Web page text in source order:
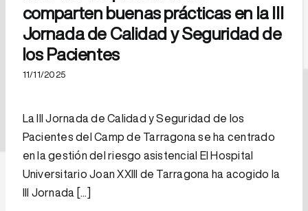
comparten buenas prácticas en la III
Jornada de Calidad y Seguridad de
los Pacientes
11/11/2025
La III Jornada de Calidad y Seguridad de los
Pacientes del Camp de Tarragona se ha centrado
en la gestión del riesgo asistencial El Hospital
Universitario Joan XXIII de Tarragona ha acogido la
III Jornada [...]